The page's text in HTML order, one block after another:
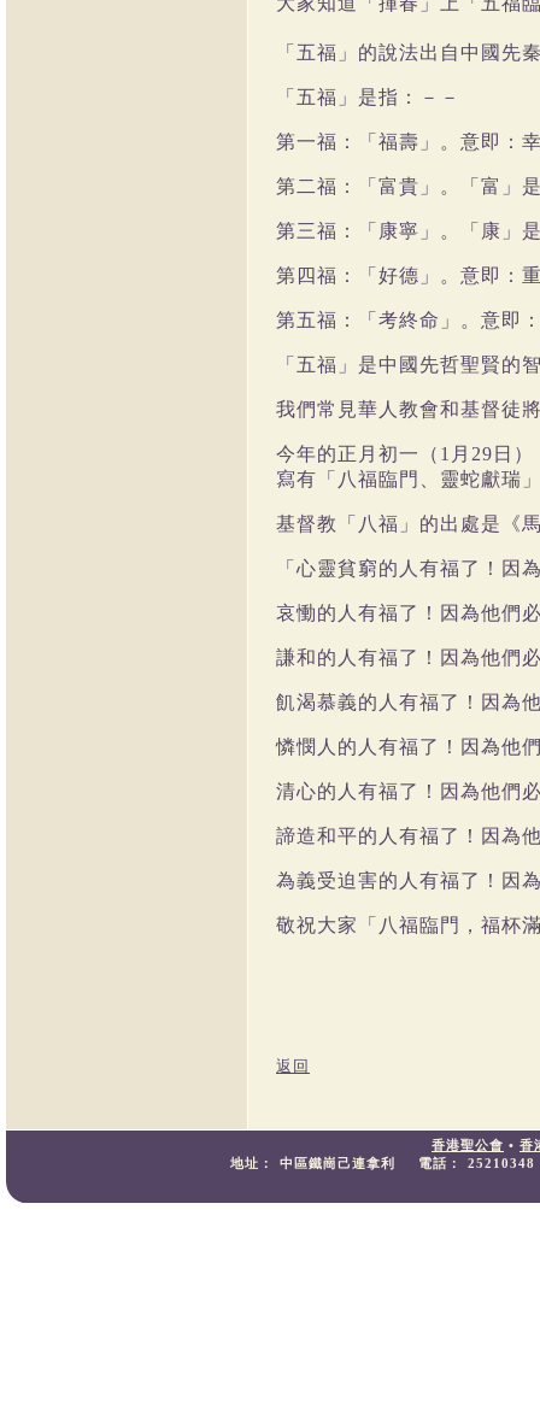
「五福」的說法出自中國先
「五福」是指：－－
第一福：「福壽」。意即：
第二福：「富貴」。「富」
第三福：「康寧」。「康」
第四福：「好德」。意即：
第五福：「考終命」。意即
「五福」是中國先哲聖賢的
我們常見華人教會和基督徒
今年的正月初一（ 1 月 29 日
寫有「八福臨門、靈蛇獻瑞
基督教「八福」的出處是《
「心靈貧窮的人有福了！因
哀慟的人有福了！因為他們
謙和的人有福了！因為他們
飢渴慕義的人有福了！因為
憐憫人的人有福了！因為他
清心的人有福了！因為他們
諦造和平的人有福了！因為
為義受迫害的人有福了！因
敬祝大家「八福臨門，福杯
返回
香港聖公會 • 香
地址：
中區鐵崗己連拿利 電話： 25210348